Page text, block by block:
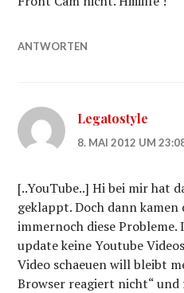
ANTWORTEN
Legatostyle
8. MAI 2012 UM
[..YouTube..] Hi bei mir hat
geklappt. Doch dann kamen
immernoch diese Probleme.
update keine Youtube
Video schaeuen will bleibt
Browser reagiert nicht“ und